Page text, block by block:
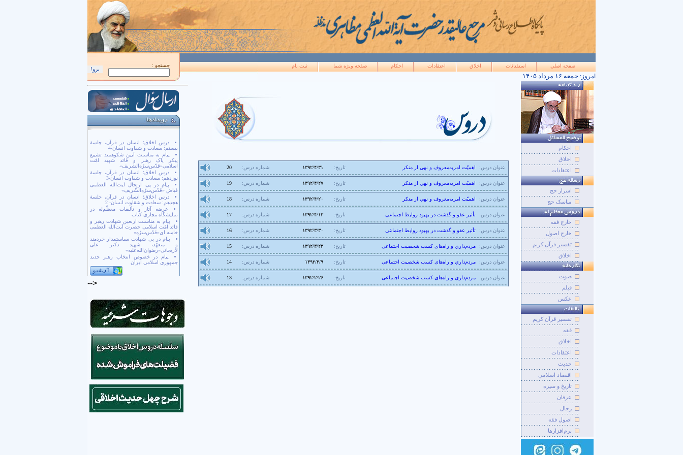
جستجو : صفحه اصلي استفتائات اخلاق اعتقادات احکام صفحه ويژه شما ثبت نام
امروز: ۱۴۰۵ جمعه ۱۶ مرداد
درس اخلاق؛ انسان در قرآن، جلسۀ
بیستم: سعادت و شقاوت انسان-4
پیام به مناسبت آیین شکوهمند تشییع
پیکر پاک رهبر و قائد شهید امّت
اسلامی«قدّس‌سرّه‌الشریف»
درس اخلاق؛ انسان در قرآن، جلسۀ
نوزدهم: سعادت و شقاوت انسان-3
پیام در پی ارتحال آیت‌الله العظمی
فیاض «قدّس‌سرّه‌الشّریف»
درس اخلاق؛ انسان در قرآن، جلسۀ
هجدهم: سعادت و شقاوت انسان- 2
عرضه آثار و تألیفات معظّم‌له در
نمایشگاه مجازی کتاب
پیام به مناسبت اربعین شهادت رهبر و
قائد امّت اسلامی حضرت آیت‌الله العظمی
خامنه ای«قدّس‌سرّه»
پیام در پی شهادت سیاستمدار خردمند
و متعهّد، شهید دکتر علی
لاریجانی«رضوان‌الله‌علیه»
پیام در خصوص انتخاب رهبر جدید
جمهوری اسلامی ایران
-->
عنوان درس: اهمیّت امربه‌معروف و نهي از منکر تاریخ: ۱۳۹۲/۴/۳۱ شماره درس: 20
عنوان درس: اهمیّت امربه‌معروف و نهي از منکر تاریخ: ۱۳۹۲/۴/۲۷ شماره درس: 19
عنوان درس: اهمیّت امربه‌معروف و نهي از منکر تاریخ: ۱۳۹۲/۴/۲۰ شماره درس: 18
عنوان درس: تأثیر عفو و گذشت در بهبود روابط اجتماعی تاریخ: ۱۳۹۲/۴/۱۳ شماره درس: 17
عنوان درس: تأثیر عفو و گذشت در بهبود روابط اجتماعی تاریخ: ۱۳۹۲/۳/۳۰ شماره درس: 16
عنوان درس: مردم‌داري و راه‌های کسب شخصیت اجتماعی تاریخ: ۱۳۹۲/۳/۲۳ شماره درس: 15
عنوان درس: مردم‌داري و راه‌های کسب شخصیت اجتماعی تاریخ: ۱۳۹۲/۳/۹ شماره درس: 14
عنوان درس: مردم‌داري و راه‌های کسب شخصیت اجتماعی تاریخ: ۱۳۹۲/۲/۲۶ شماره درس: 13
احکام
اخلاق
اعتقادات
اسرار حج
مناسک حج
خارج فقه
خارج اصول
تفسیر قرآن کریم
اخلاق
صوت
فيلم
عکس
تفسير قرآن کريم
فقه
اخلاق
اعتقادات
حديث
اقتصاد اسلامي
تاريخ و سيره
عرفان
رجال
اصول فقه
نرم‌افزارها